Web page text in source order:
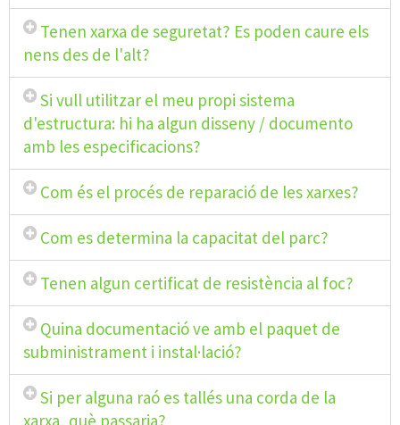
Tenen xarxa de seguretat? Es poden caure els
nens des de l'alt?
Si vull utilitzar el meu propi sistema
d'estructura: hi ha algun disseny / documento
amb les especificacions?
Com és el procés de reparació de les xarxes?
Com es determina la capacitat del parc?
Tenen algun certificat de resistència al foc?
Quina documentació ve amb el paquet de
subministrament i instal·lació?
Si per alguna raó es tallés una corda de la